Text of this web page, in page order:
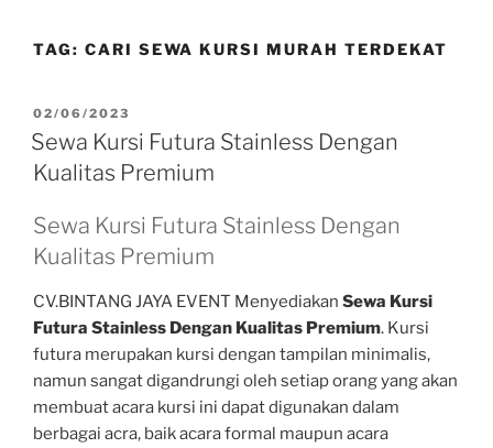
TAG: CARI SEWA KURSI MURAH TERDEKAT
DIPOSKAN
PADA
02/06/2023
Sewa Kursi Futura Stainless Dengan
Kualitas Premium
Sewa Kursi Futura Stainless Dengan
Kualitas Premium
CV.BINTANG JAYA EVENT Menyediakan Sewa Kursi
Futura Stainless Dengan Kualitas Premium. Kursi
futura merupakan kursi dengan tampilan minimalis,
namun sangat digandrungi oleh setiap orang yang akan
membuat acara kursi ini dapat digunakan dalam
berbagai acra, baik acara formal maupun acara